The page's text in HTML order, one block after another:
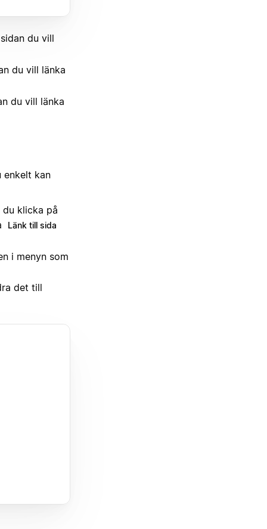
du vill
du vill länka
du vill länka
enkelt kan
klicka på
Länk till sida
i menyn som
det till